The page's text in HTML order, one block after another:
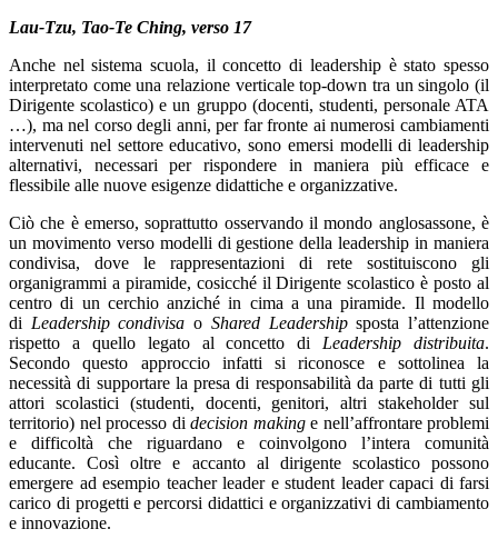
Lau-Tzu, Tao-Te Ching, verso 17
Anche nel sistema scuola, il concetto di leadership è stato spesso
interpretato come una relazione verticale top-down tra un singolo (il
Dirigente scolastico) e un gruppo (docenti, studenti, personale ATA
…), ma nel corso degli anni, per far fronte ai numerosi cambiamenti
intervenuti nel settore educativo, sono emersi modelli di leadership
alternativi, necessari per rispondere in maniera più efficace e
flessibile alle nuove esigenze didattiche e organizzative.
Ciò che è emerso, soprattutto osservando il mondo anglosassone, è
un movimento verso modelli di gestione della leadership in maniera
condivisa, dove le rappresentazioni di rete sostituiscono gli
organigrammi a piramide, cosicché il Dirigente scolastico è posto al
centro di un cerchio anziché in cima a una piramide. Il modello
di Leadership condivisa o Shared Leadershipsposta l’attenzione
rispetto a quello legato al concetto di Leadership distribuita.
Secondo questo approccio infatti si riconosce e sottolinea la
necessità di supportare la presa di responsabilità da parte di tutti gli
attori scolastici (studenti, docenti, genitori, altri stakeholder sul
territorio) nel processo di decision makinge nell’affrontare problemi
e difficoltà che riguardano e coinvolgono l’intera comunità
educante. Così oltre e accanto al dirigente scolastico possono
emergere ad esempio teacher leader e student leader capaci di farsi
carico di progetti e percorsi didattici e organizzativi di cambiamento
e innovazione.